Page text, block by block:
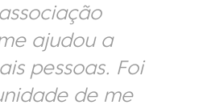
ajudou a
pessoas. Foi
de me